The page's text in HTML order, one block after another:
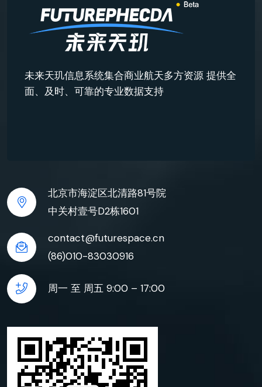
未来天玑信息系统集合商业航天多方资源 提供全
面、及时、可靠的专业数据支持
北京市海淀区北清路81号院
中关村壹号D2栋1601
contact@futurespace.cn
(86)010-83030916
周一 至 周五 9:00 – 17:00